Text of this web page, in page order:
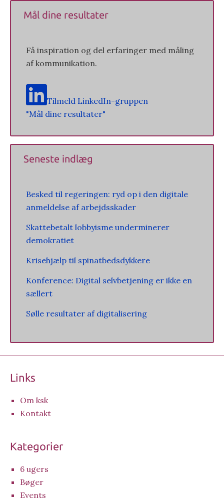
Mål dine resultater
Få inspiration og del erfaringer med måling
af kommunikation.
Tilmeld LinkedIn-gruppen
"Mål dine resultater"
Seneste indlæg
Besked til regeringen: ryd op i den digitale
anmeldelse af arbejdsskader
Skattebetalt lobbyisme underminerer
demokratiet
Krisehjælp til spinatbedsdykkere
Konference: Digital selvbetjening er ikke en
sællert
Sølle resultater af digitalisering
Links
Om ksk
Kontakt
Kategorier
6 ugers
Bøger
Events